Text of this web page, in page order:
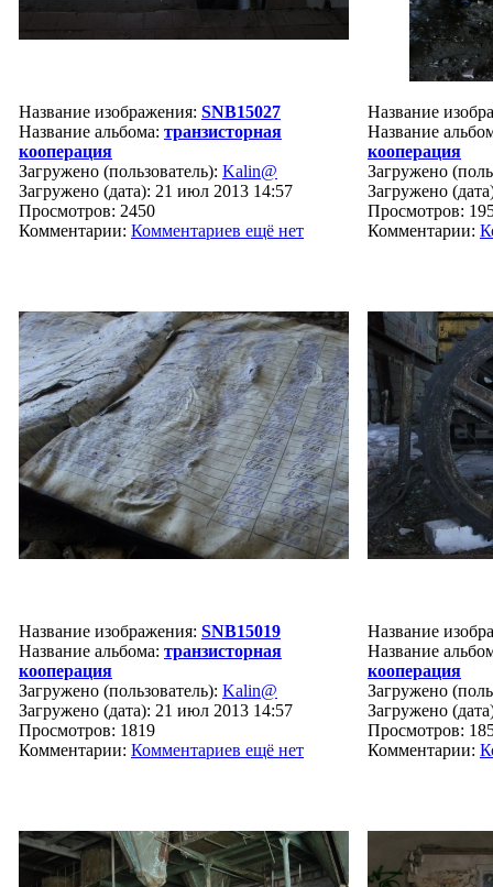
Название изображения: SNB15027
Название альбома: транзисторная
кооперация
Загружено (пользователь): Kalin@
Загружено (дата): 21 июл 2013 14:57
Просмотров: 2450
Комментарии: Комментариев ещё нет
Название
Название
кооперация
Загружено
Загружено
Просмотров:
Комментарии:
Название изображения: SNB15019
Название альбома: транзисторная
кооперация
Загружено (пользователь): Kalin@
Загружено (дата): 21 июл 2013 14:57
Просмотров: 1819
Комментарии: Комментариев ещё нет
Название
Название
кооперация
Загружено
Загружено
Просмотров:
Комментарии: